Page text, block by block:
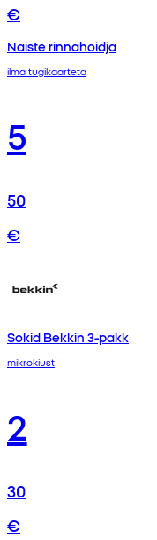
€
Naiste rinnahoidja
ilma tugikaarteta
5
50
€
Sokid Bekkin 3-pakk
mikrokiust
2
30
€